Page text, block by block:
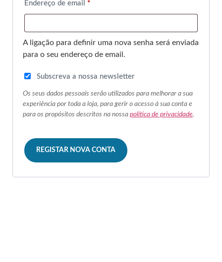
Endereço de email *
A ligação para definir uma nova senha será enviada
para o seu endereço de email.
Subscreva a nossa newsletter
Os seus dados pessoais serão utilizados para melhorar a sua
experiência por toda a loja, para gerir o acesso à sua conta e
para os propósitos descritos na nossa política de privacidade.
REGISTAR NOVA CONTA